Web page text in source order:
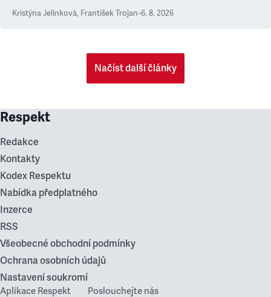
Kristýna Jelínková, František Trojan•6. 8. 2026
Načíst další články
Respekt
Redakce
Kontakty
Kodex Respektu
Nabídka předplatného
Inzerce
RSS
Všeobecné obchodní podmínky
Ochrana osobních údajů
Nastavení soukromí
Aplikace Respekt Poslouchejte nás